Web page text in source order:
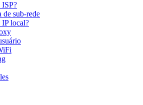
ISP?
de sub-rede
IP local?